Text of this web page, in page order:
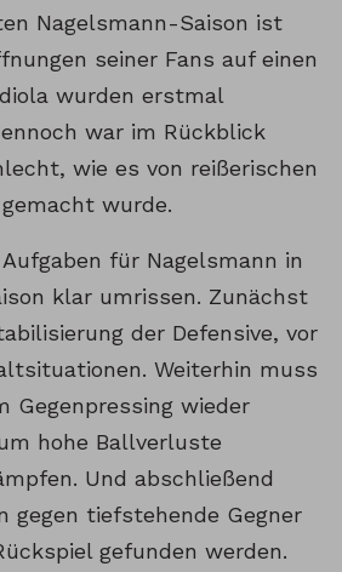
Nagelsmann-Saison ist
seiner Fans auf einen
wurden erstmal
war im Rückblick
wie es von reißerischen
wurde.
für Nagelsmann in
klar umrissen. Zunächst
der Defensive, vor
Weiterhin muss
Gegenpressing wieder
hohe Ballverluste
Und abschließend
gegen tiefstehende Gegner
gefunden werden.